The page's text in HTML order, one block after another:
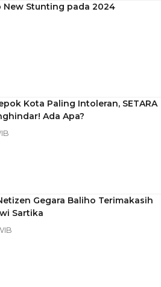
Stunting pada 2024
Kota Paling Intoleran, SETARA
Ada Apa?
Gegara Baliho Terimakasih
Sartika